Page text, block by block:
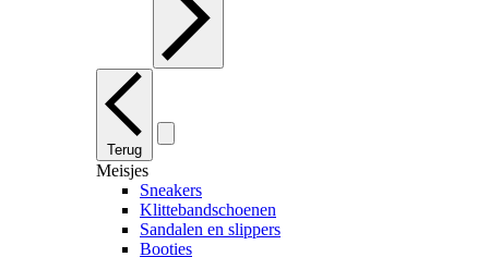
Terug
Meisjes
Sneakers
Klittebandschoenen
Sandalen en slippers
Booties